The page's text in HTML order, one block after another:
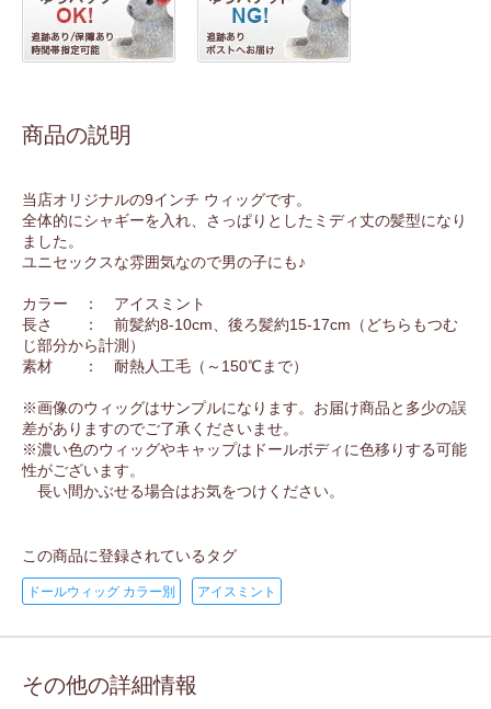
商品の説明
当店オリジナルの9インチ ウィッグです。
全体的にシャギーを入れ、さっぱりとしたミディ丈の髪型になり
ました。
ユニセックスな雰囲気なので男の子にも♪
カラー ： アイスミント
長さ ： 前髪約8-10cm、後ろ髪約15-17cm（どちらもつむ
じ部分から計測）
素材 ： 耐熱人工毛（～150℃まで）
※画像のウィッグはサンプルになります。お届け商品と多少の誤
差がありますのでご了承くださいませ。
※濃い色のウィッグやキャップはドールボディに色移りする可能
性がございます。
長い間かぶせる場合はお気をつけください。
この商品に登録されているタグ
ドールウィッグ カラー別 アイスミント
その他の詳細情報